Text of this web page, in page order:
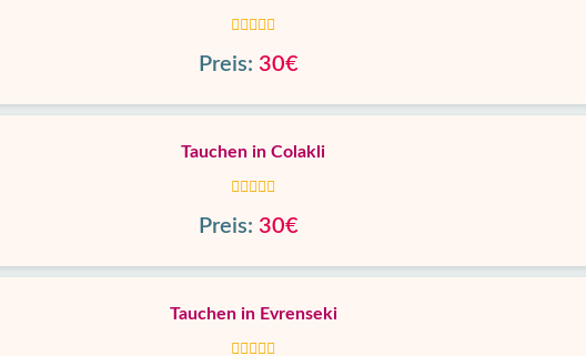
Preis: 30€
Tauchen in Colakli
Preis: 30€
Tauchen in Evrenseki